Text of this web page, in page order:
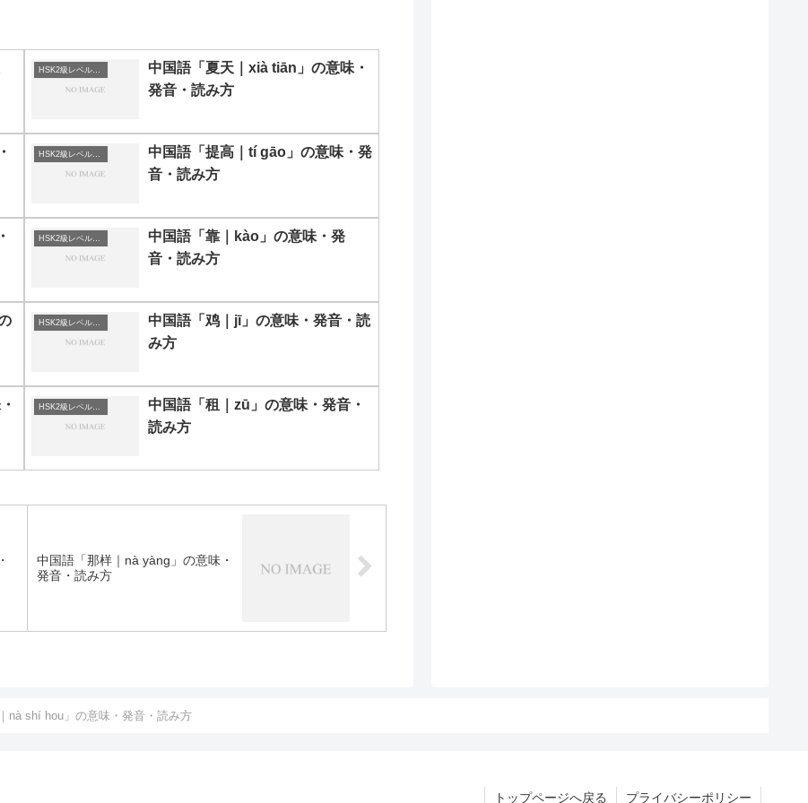
中国語「夏天｜xià tiān」の意味・
発音・読み方
中国語「提高｜tí gāo」の意味・発
音・読み方
中国語「靠｜kào」の意味・発
音・読み方
中国語「鸡｜jī」の意味・発音・読
み方
中国語「租｜zū」の意味・発音・
読み方
中国語「那样｜nà yàng」の意味・
発音・読み方
nà shí hou」の意味・発音・読み方
トップページへ戻る プライバシーポリシー